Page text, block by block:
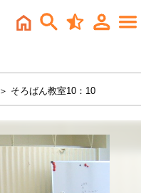
＞ そろばん教室10：10